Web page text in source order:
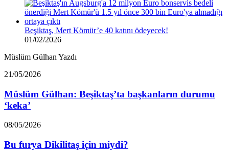
Beşiktaş, Mert Kömür’e 40 katını ödeyecek!
01/02/2026
Müslüm Gülhan Yazdı
Müslüm
Beşiktaş’ta
başkanların
durumu
21/05/2026
Müslüm Gülhan: Beşiktaş’ta başkanların durumu
‘keka’
Bu
Dikilitaş
08/05/2026
Bu furya Dikilitaş için miydi?